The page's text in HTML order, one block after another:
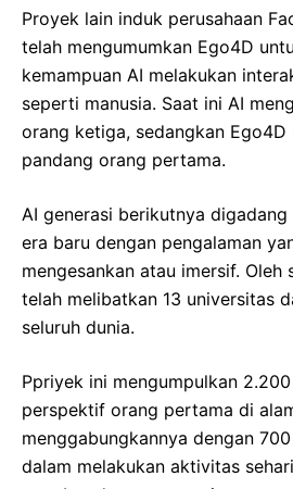
Proyek lain induk perusahaan
telah mengumumkan Ego4D
kemampuan AI melakukan
seperti manusia. Saat ini AI
orang ketiga, sedangkan Ego4D
pandang orang pertama.
AI generasi berikutnya
era baru dengan pengalaman
mengesankan atau imersif. Oleh
telah melibatkan 13 universitas
seluruh dunia.
Ppriyek ini mengumpulkan
perspektif orang pertama di
menggabungkannya dengan
dalam melakukan aktivitas